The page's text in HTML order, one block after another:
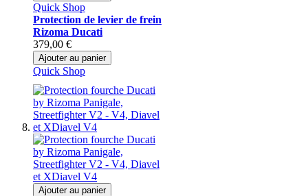
Quick Shop
Protection de levier de frein
Rizoma Ducati
379,00 €
Ajouter au panier
Quick Shop
Ajouter au panier